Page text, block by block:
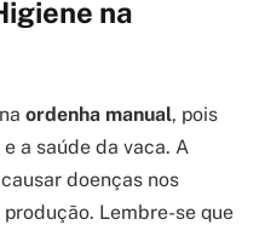
na
ordenha manual, pois
a saúde da vaca. A
doenças nos
Lembre-se que